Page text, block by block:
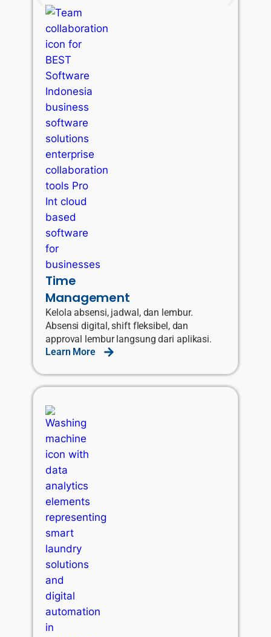
Time
Management
Kelola absensi, jadwal, dan lembur.
Absensi digital, shift fleksibel, dan
approval lembur langsung dari aplikasi.
Learn More